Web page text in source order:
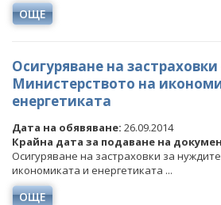
ОЩЕ
Осигуряване на
Министерството на
енергетиката
Дата на обявяване: 26.09.2014
Крайна дата за подаване на
Осигуряване на застраховки за
икономиката и енергетиката ...
ОЩЕ